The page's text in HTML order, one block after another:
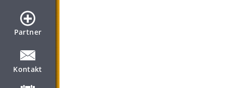
Partner
Kontakt